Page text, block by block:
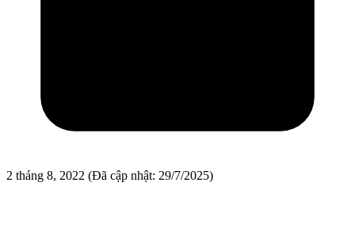
2 tháng 8, 2022 (Đã cập nhật: 29/7/2025)